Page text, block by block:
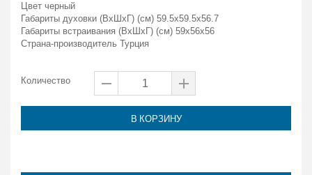
Цвет черный
Габариты духовки (ВxШxГ) (см) 59.5x59.5x56.7
Габариты встраивания (ВxШxГ) (см) 59x56x56
Страна-производитель Турция
Количество
В КОРЗИНУ